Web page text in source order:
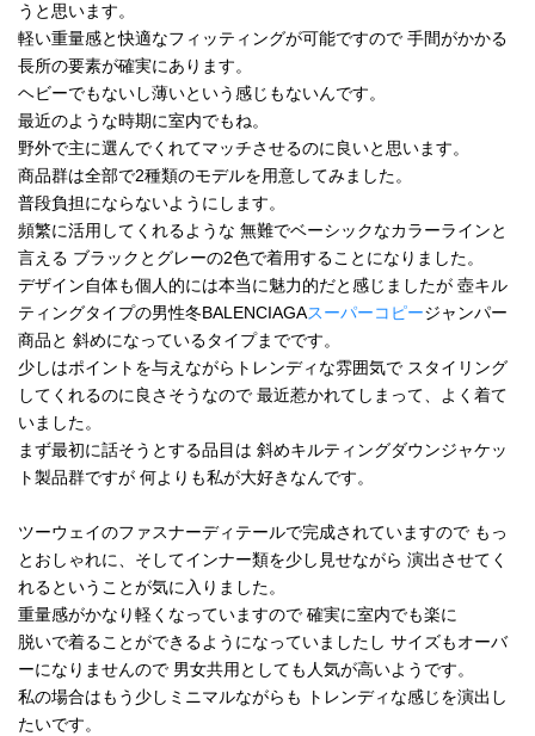
うと思います。
軽い重量感と快適なフィッティングが可能ですので 手間がかかる
長所の要素が確実にあります。
ヘビーでもないし薄いという感じもないんです。
最近のような時期に室内でもね。
野外で主に選んでくれてマッチさせるのに良いと思います。
商品群は全部で2種類のモデルを用意してみました。
普段負担にならないようにします。
頻繁に活用してくれるような 無難でベーシックなカラーラインと
言える ブラックとグレーの2色で着用することになりました。
デザイン自体も個人的には本当に魅力的だと感じましたが 壺キル
ティングタイプの男性冬BALENCIAGAスーパーコピージャンパー
商品と 斜めになっているタイプまでです。
少しはポイントを与えながらトレンディな雰囲気で スタイリング
してくれるのに良さそうなので 最近惹かれてしまって、よく着て
いました。
まず最初に話そうとする品目は 斜めキルティングダウンジャケッ
ト製品群ですが 何よりも私が大好きなんです。
ツーウェイのファスナーディテールで完成されていますので もっ
とおしゃれに、そしてインナー類を少し見せながら 演出させてく
れるということが気に入りました。
重量感がかなり軽くなっていますので 確実に室内でも楽に
脱いで着ることができるようになっていましたし サイズもオーバ
ーになりませんので 男女共用としても人気が高いようです。
私の場合はもう少しミニマルながらも トレンディな感じを演出し
たいです。